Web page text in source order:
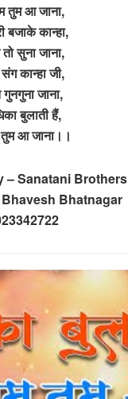
तुम आ जाना,
बजाके कान्हा,
सुना जाना,
कान्हा जी,
गुनगुना जाना,
बुलाती हैं,
तुम आ जाना।।
– Sanatani Brothers
Bhatnagar